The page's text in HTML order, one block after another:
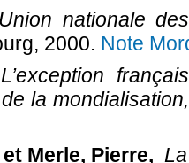
nationale
2000. Note
L’exception
la mondialisation,
Merle, Pierre,